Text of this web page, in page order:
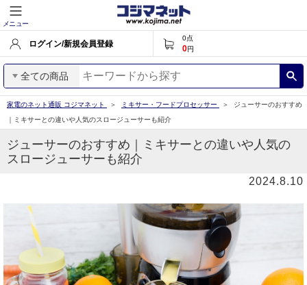
メニュー
ログイン/新規会員登録
0点
0円
全ての商品
家電のネット通販 コジマネット ミキサー・フードプロセッサー
ジューサーのおすすめ
｜ミキサーとの違いや人気のスロージューサーも紹介
ジューサーのおすすめ｜ミキサーとの違いや人気の
スロージューサーも紹介
2024.8.10